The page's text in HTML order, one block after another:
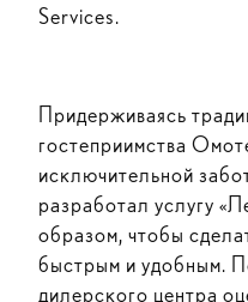
Services.
Придерживаясь
гостеприимства
исключительной
разработал услугу
образом, чтобы
быстрым и удобным.
дилерского центра